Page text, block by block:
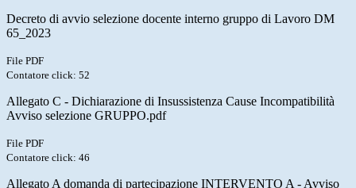
Decreto di avvio selezione docente interno gruppo di Lavoro DM
65_2023
File PDF
Contatore click: 52
Allegato C - Dichiarazione di Insussistenza Cause Incompatibilità
Avviso selezione GRUPPO.pdf
File PDF
Contatore click: 46
Allegato A domanda di partecipazione INTERVENTO A - Avviso